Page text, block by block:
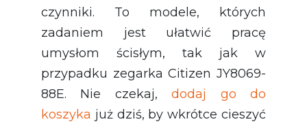
czynniki. To modele, których
zadaniem jest ułatwić pracę
umysłom ścisłym, tak jak w
przypadku zegarka Citizen JY8069-
88E. Nie czekaj,dodaj go do
koszyka już dziś, by wkrótce cieszyć